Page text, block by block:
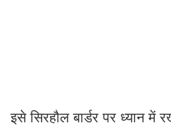
इसे सिरहौल बार्डर पर ध्यान में